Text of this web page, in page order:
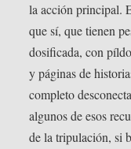
la acción principal.
que sí, que tienen
dosificada, con
y páginas de
completo
algunos de esos
de la tripulación, si